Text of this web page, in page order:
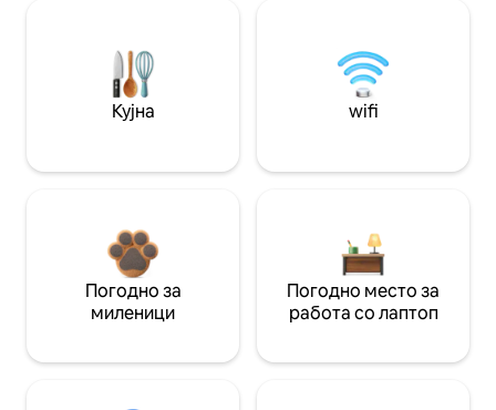
Кујна wifi
Погодно за
миленици
Погодно место за
работа со лаптоп